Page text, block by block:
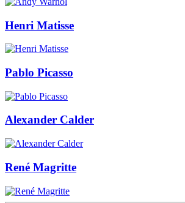
Henri Matisse
Pablo Picasso
Alexander Calder
René Magritte